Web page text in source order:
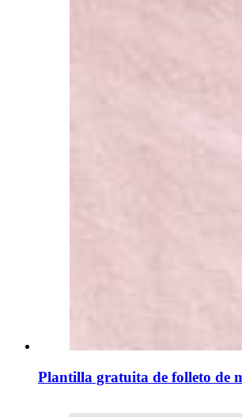
Plantilla gratuita de folleto de